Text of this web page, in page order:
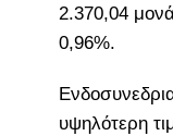
2.370,04
0,96%.
υψηλότερη